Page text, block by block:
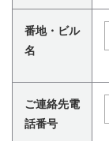
番地・ビル
名
ご連絡先電
話番号